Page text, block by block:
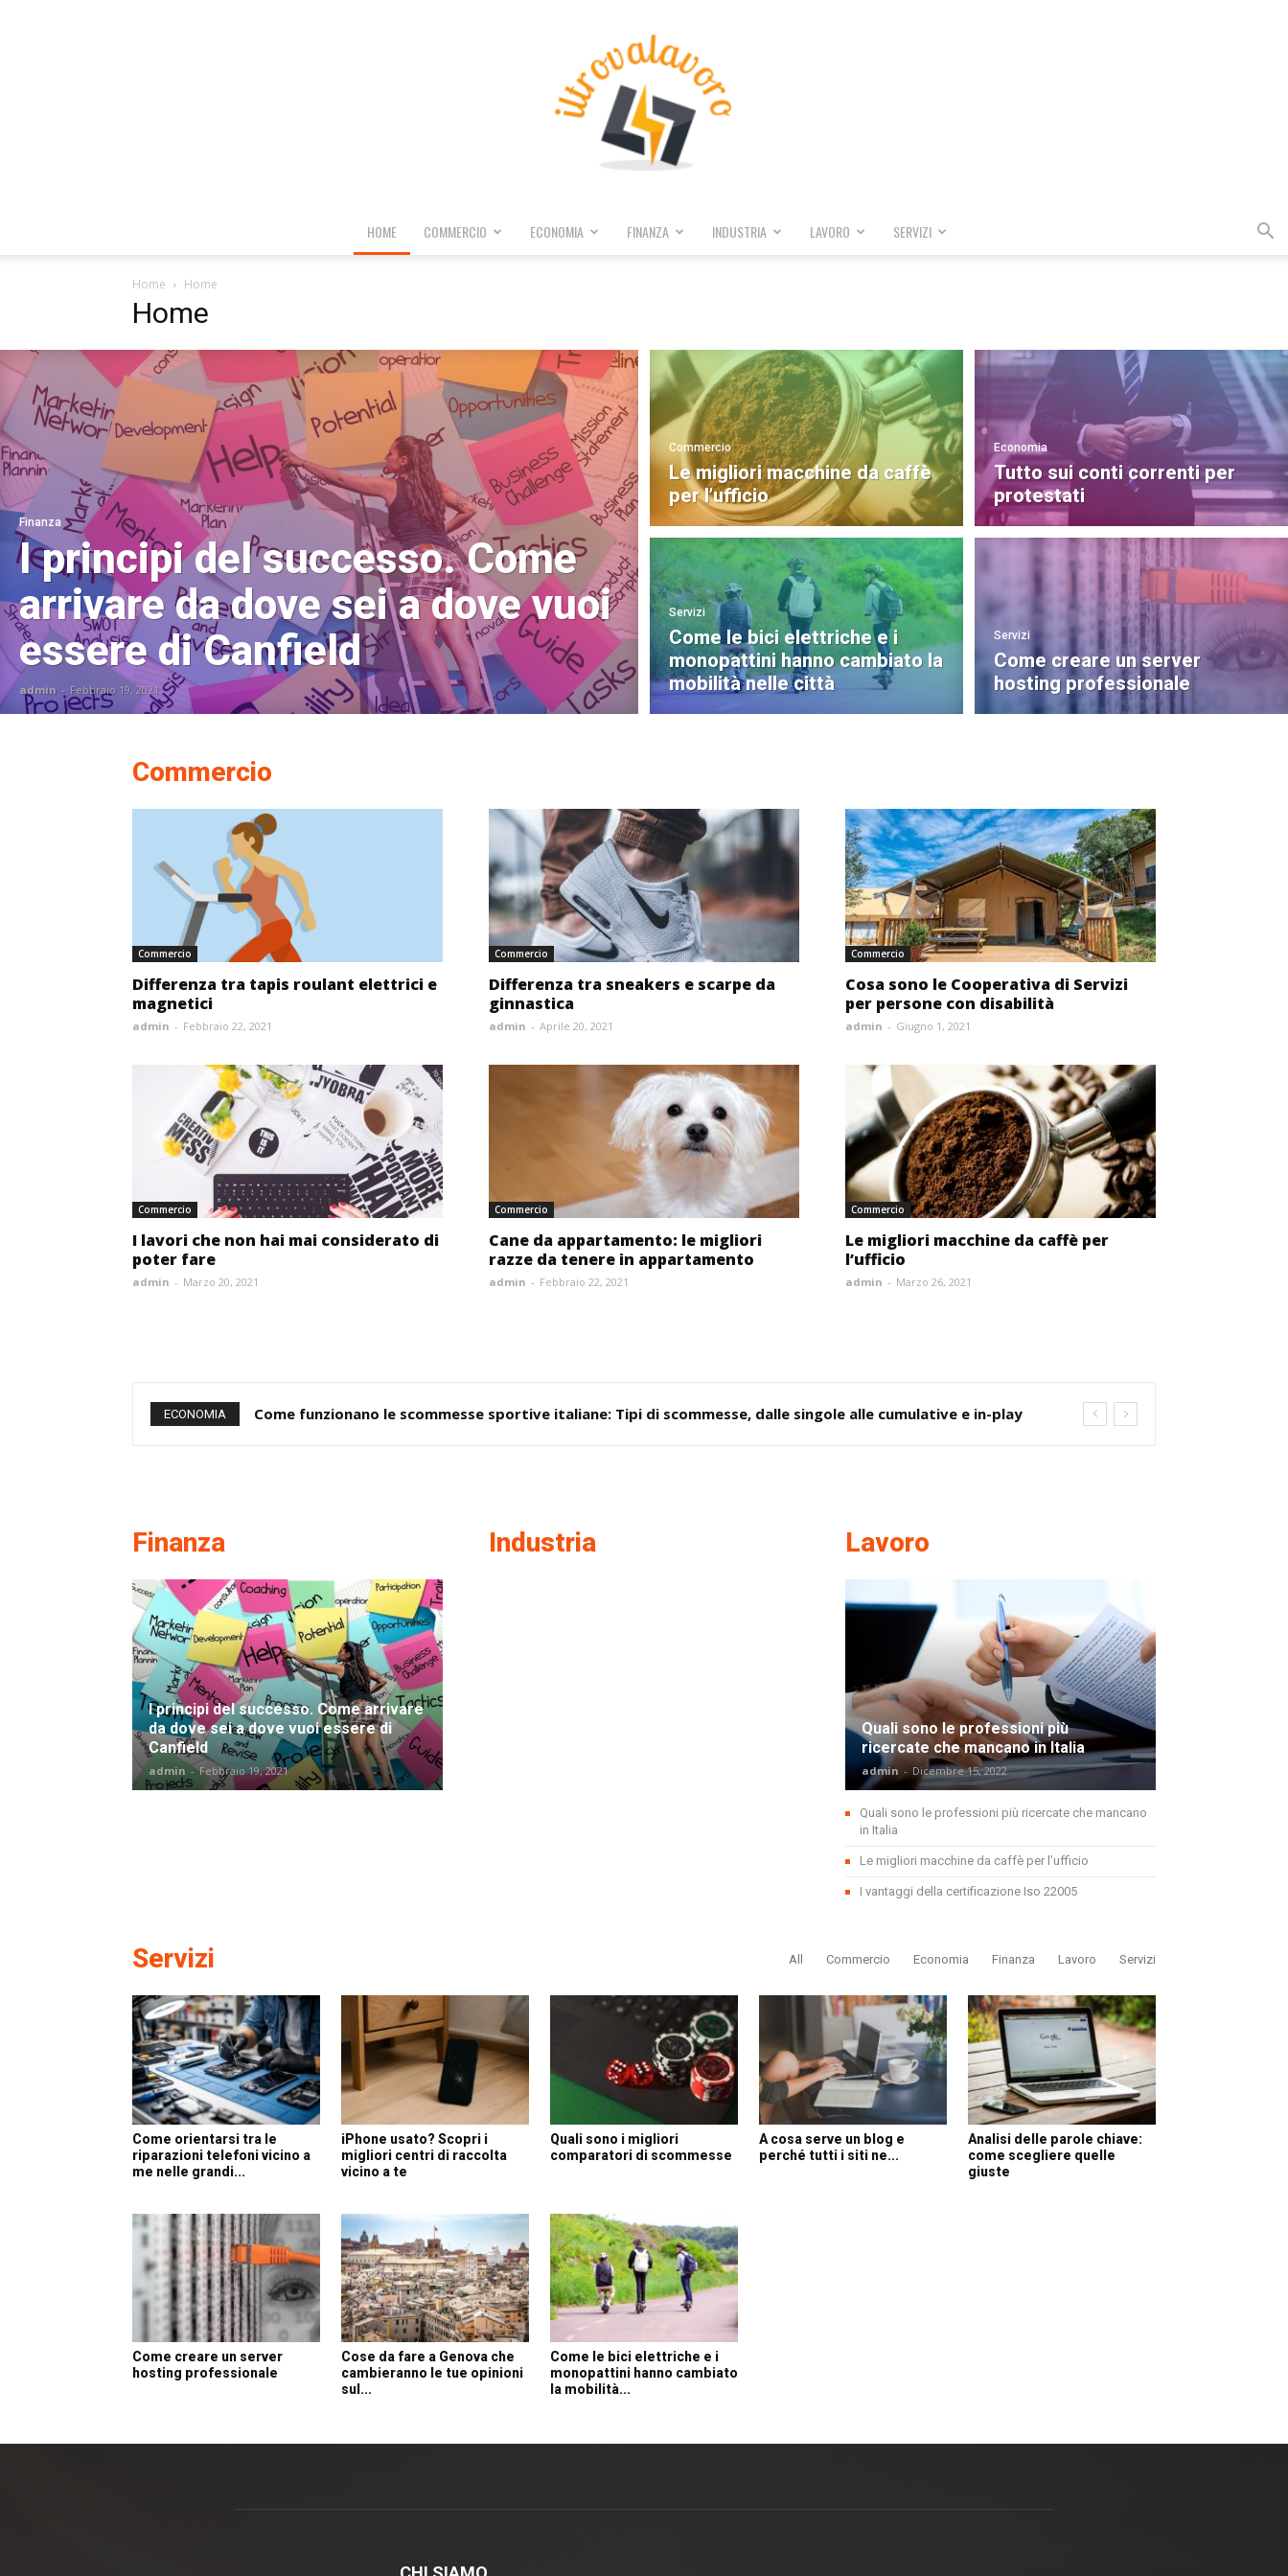
HOME COMMERCIO ECONOMIA FINANZA INDUSTRIA LAVORO SERVIZI
Home Home
Home
Finanza
I principi del successo. Come
arrivare da dove sei a dove vuoi
essere di Canfield
admin - Febbraio 19, 2021
Commercio
Le migliori macchine da caffè
per l’ufficio
Economia
Tutto sui conti correnti per
protestati
Servizi
Come le bici elettriche e i
monopattini hanno cambiato la
mobilità nelle città
Servizi
Come creare un server
hosting professionale
Commercio
Commercio
Differenza tra tapis roulant elettrici e
magnetici
admin - Febbraio 22, 2021
Commercio
Differenza tra sneakers e scarpe da
ginnastica
admin - Aprile 20, 2021
Commercio
Cosa sono le Cooperativa di Servizi
per persone con disabilità
admin - Giugno 1, 2021
Commercio
I lavori che non hai mai considerato di
poter fare
admin - Marzo 20, 2021
Commercio
Cane da appartamento: le migliori
razze da tenere in appartamento
admin - Febbraio 22, 2021
Commercio
Le migliori macchine da caffè per
l’ufficio
admin - Marzo 26, 2021
ECONOMIA Come funzionano le scommesse sportive italiane: Tipi di scommesse, dalle singole alle cumulative e in-play
Finanza
I principi del successo. Come arrivare
da dove sei a dove vuoi essere di
Canfield
admin - Febbraio 19, 2021
Industria Lavoro
Quali sono le professioni più
ricercate che mancano in Italia
admin - Dicembre 15, 2022
Quali sono le professioni più ricercate che mancano
in Italia
Le migliori macchine da caffè per l’ufficio
I vantaggi della certificazione Iso 22005
Servizi All Commercio Economia Finanza Lavoro Servizi
Come orientarsi tra le
riparazioni telefoni vicino a
me nelle grandi...
iPhone usato? Scopri i
migliori centri di raccolta
vicino a te
Quali sono i migliori
comparatori di scommesse
A cosa serve un blog e
perché tutti i siti ne...
Analisi delle parole chiave:
come scegliere quelle
giuste
Come creare un server
hosting professionale
Cose da fare a Genova che
cambieranno le tue opinioni
sul...
Come le bici elettriche e i
monopattini hanno cambiato
la mobilità...